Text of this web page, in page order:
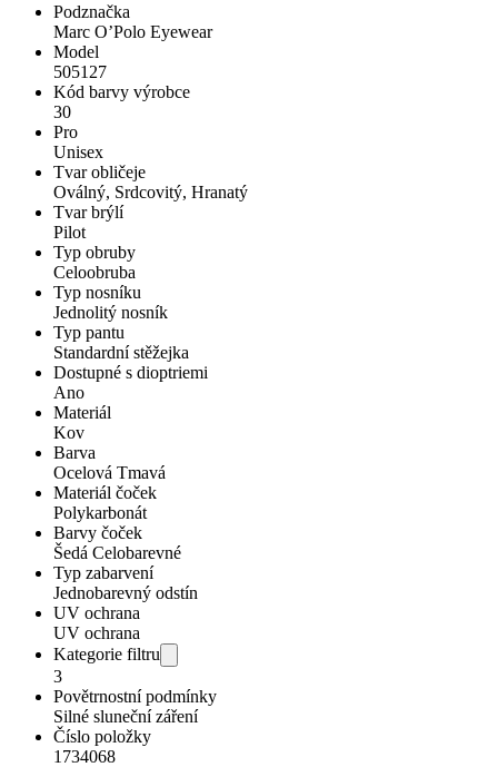
Podznačka
Marc O’Polo Eyewear
Model
505127
Kód barvy výrobce
30
Pro
Unisex
Tvar obličeje
Oválný, Srdcovitý, Hranatý
Tvar brýlí
Pilot
Typ obruby
Celoobruba
Typ nosníku
Jednolitý nosník
Typ pantu
Standardní stěžejka
Dostupné s dioptriemi
Ano
Materiál
Kov
Barva
Ocelová Tmavá
Materiál čoček
Polykarbonát
Barvy čoček
Šedá Celobarevné
Typ zabarvení
Jednobarevný odstín
UV ochrana
UV ochrana
Kategorie filtru
3
Povětrnostní podmínky
Silné sluneční záření
Číslo položky
1734068